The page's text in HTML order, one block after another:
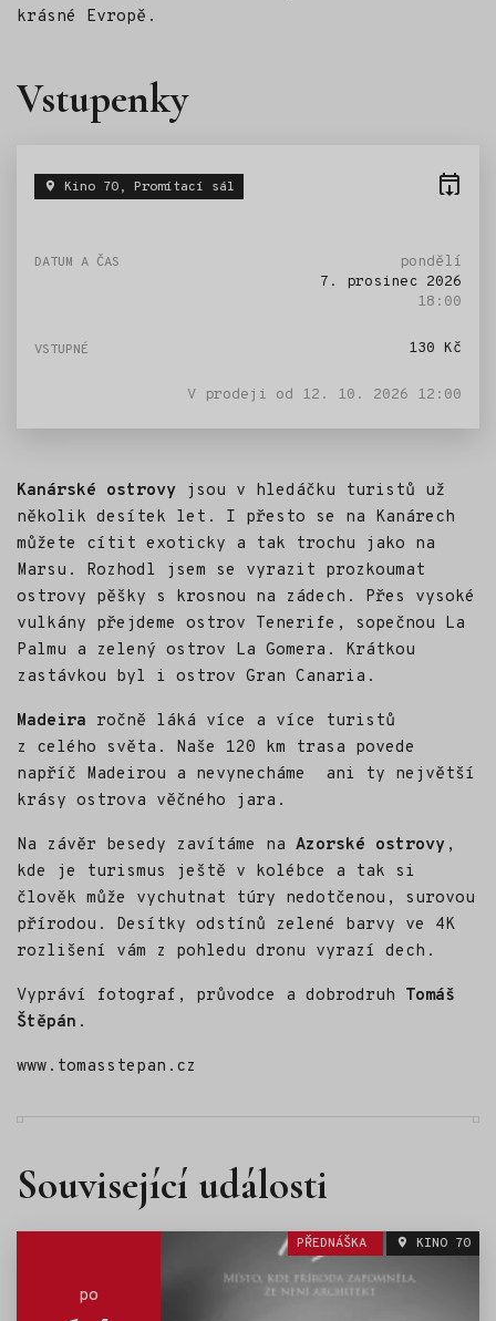
krásné Evropě.
Vstupenky
Kino 70, Promítací sál
pondělí
7. prosinec 2026
18:00
130 Kč
V prodeji od 12. 10. 2026 12:00
Kanárské ostrovy jsou v hledáčku turistů už
několik desítek let. I přesto se na Kanárech
můžete cítit exoticky a tak trochu jako na
Marsu. Rozhodl jsem se vyrazit prozkoumat
ostrovy pěšky s krosnou na zádech. Přes vysoké
vulkány přejdeme ostrov Tenerife, sopečnou La
Palmu a zelený ostrov La Gomera. Krátkou
zastávkou byl i ostrov Gran Canaria.
Madeira ročně láká více a více turistů
z celého světa. Naše 120 km trasa povede
napříč Madeirou a nevynecháme ani ty největší
krásy ostrova věčného jara.
Na závěr besedy zavítáme na Azorské ostrovy ,
kde je turismus ještě v kolébce a tak si
člověk může vychutnat túry nedotčenou, surovou
přírodou. Desítky odstínů zelené barvy ve 4K
rozlišení vám z pohledu dronu vyrazí dech.
Vypráví fotograf, průvodce a dobrodruh Tomáš
Štěpán .
www.tomasstepan.cz
Související události
po
PŘEDNÁŠKA KINO 70